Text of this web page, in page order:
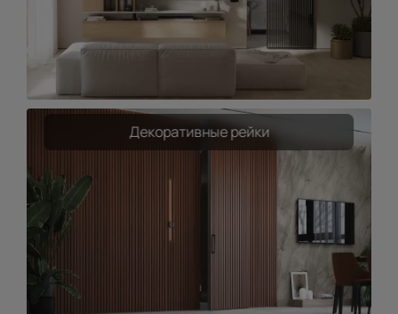
Декоративные рейки